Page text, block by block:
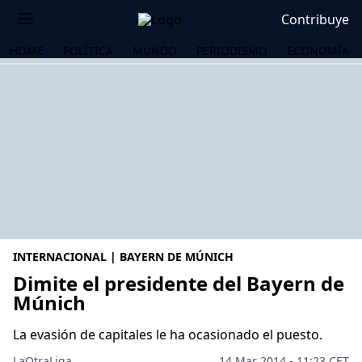
Contribuye
HOME POLÍTICA MUNDO PERIODISMO ECONOMÍA
INTERNACIONAL | BAYERN DE MÚNICH
Dimite el presidente del Bayern de
Múnich
La evasión de capitales le ha ocasionado el puesto.